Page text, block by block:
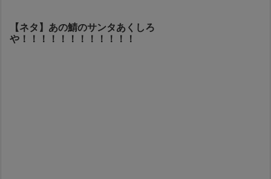
【ネタ】あの鯖のサンタあくしろ
や！！！！！！！！！！！！